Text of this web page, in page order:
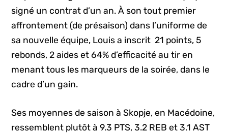
signé un contrat d’un an. À son tout premier
affrontement (de présaison) dans l’uniforme de
sa nouvelle équipe, Louis a inscrit 21 points, 5
rebonds, 2 aides et 64% d’efficacité au tir en
menant tous les marqueurs de la soirée, dans le
cadre d’un gain.
Ses moyennes de saison à Skopje, en Macédoine,
ressemblent plutôt à 9.3 PTS, 3.2 REB et 3.1 AST